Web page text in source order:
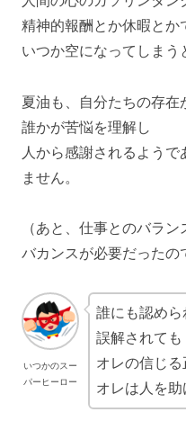
精神的報酬とか休暇とか
いつか空になってしまう
夏油も、自分たちの存在
誰かが苦悩を理解し
人から感謝されるよう
ません。
（あと、仕事とのバラ
バカンスが必要だったの
いつかのスー
パーヒーロー
誰にも認めら
誤解されても
オレの信じ
オレは人を助